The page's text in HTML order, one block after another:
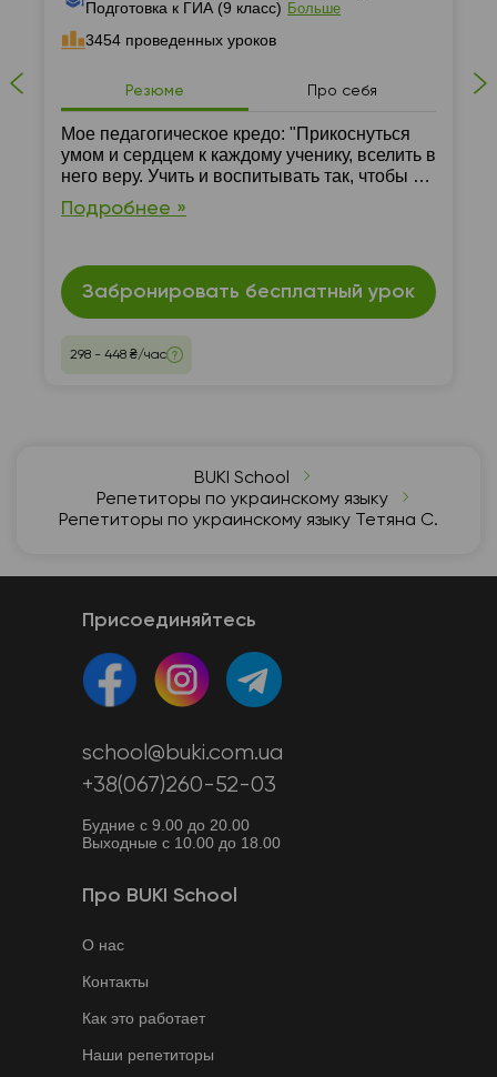
Подготовка к ГИА (9 класс) Больше
3454 проведенных уроков
Резюме Про себя
Мое педагогическое кредо: "Прикоснуться
умом и сердцем к каждому ученику, вселить в
него веру. Учить и воспитывать так, чтобы в
каждом детском сердце зажечь огонек
познания, мышления, добра"
Подробнее »
Забронировать бесплатный урок
298 - 448 ₴/час
BUKI School
Репетиторы по украинскому языку
Репетиторы по украинскому языку Тетяна С.
Присоединяйтесь
school@buki.com.ua
+38(067)260-52-03
Будние с 9.00 до 20.00
Выходные с 10.00 до 18.00
Про BUKI School
О нас
Контакты
Как это работает
Наши репетиторы